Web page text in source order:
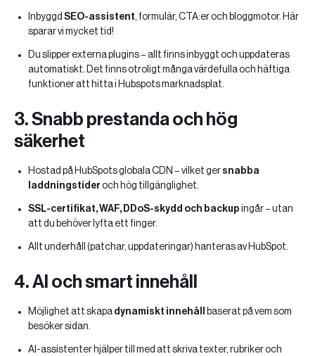
Inbyggd SEO-assistent, formulär, CTA:er och bloggmotor. Här
sparar vi mycket tid!
Du slipper externa plugins – allt finns inbyggt och uppdateras
automatiskt. Det finns otroligt många värdefulla och häftiga
funktioner att hitta i Hubspots marknadsplat.
3.Snabb prestanda och hög
säkerhet
Hostad på HubSpots globala CDN – vilket ger snabba
laddningstider och hög tillgänglighet.
SSL-certifikat, WAF, DDoS-skydd och backup ingår – utan
att du behöver lyfta ett finger.
Allt underhåll (patchar, uppdateringar) hanteras av HubSpot.
4.AI och smart innehåll
Möjlighet att skapa dynamiskt innehåll
baserat på vem som
besöker sidan.
AI-assistenter hjälper till med att skriva texter, rubriker och